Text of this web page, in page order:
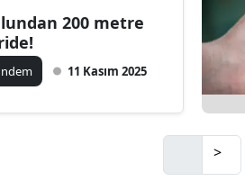
200 metre
11 Kasım 2025
>